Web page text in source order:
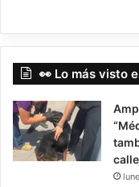
👀 Lo más visto